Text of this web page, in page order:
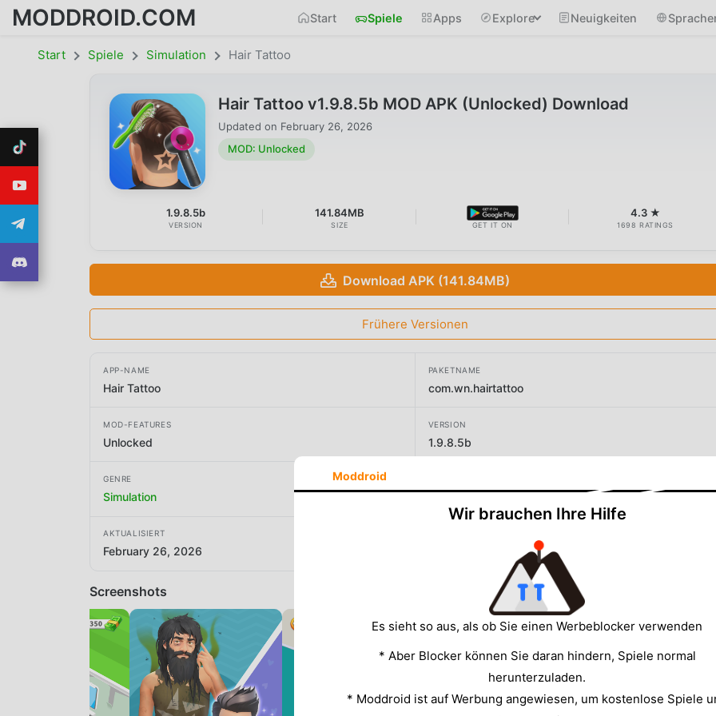
MODDROID.COM Start Spiele Apps Explore Neuigkeiten
Start Spiele Simulation Hair Tattoo
Hair Tattoo v1.9.8.5b MOD APK (Unlocked) Download
Updated on February 26, 2026
MOD: Unlocked
1.9.8.5b
VERSION
141.84MB
SIZE GET IT ON
4.3 ★
1698 RATINGS
Download APK (141.84MB)
Frühere Versionen
APP-NAME
Hair Tattoo
PAKETNAME
com.wn.hairtattoo
MOD-FEATURES
Unlocked
VERSION
1.9.8.5b
GENRE
Simulation CASUAL AZUR GAMES
AKTUALISIERT
February 26, 2026
Screenshots
Moddroid
Wir brauchen Ihre Hilfe
Es sieht so aus, als ob Sie einen Werbeblocker verwenden
* Aber Blocker können Sie daran hindern, Spiele normal
herunterzuladen.
* Moddroid ist auf Werbung angewiesen, um kostenlose Spiele